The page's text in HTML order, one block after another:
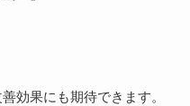
効果にも期待できます。